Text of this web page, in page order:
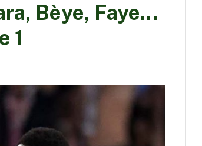
Bèye, Faye…
1